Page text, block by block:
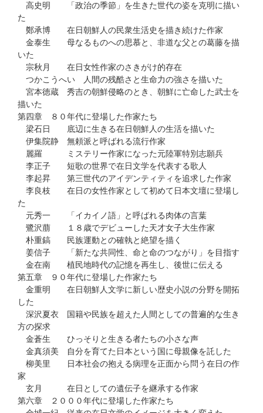
高史明 「政治の季節」を生きた世代の姿を克明に描い
た
鄭承博 在日朝鮮人の民衆生活史を描き続けた作家
金泰生 母なるものへの思慕と、非道な父との葛藤を描
いた
宗秋月 在日女性作家のさきがけ的存在
つかこうへい 人間の残酷さと生命力の強さを描いた
宮本徳蔵 秀吉の朝鮮侵略のとき、朝鮮に亡命した武士を
描いた
第四章 ８０年代に登場した作家たち
梁石日 底辺に生きる在日朝鮮人の生活を描いた
伊集院静 無頼派と呼ばれる流行作家
麗羅 ミステリー作家になった元陸軍特別志願兵
李正子 短歌の世界で在日文学を代表する歌人
李起昇 第三世代のアイデンティティを追求した作家
李良枝 在日の女性作家として初めて日本文壇に登場し
た
元秀一 「イカイノ語」と呼ばれる肉体の言葉
鷺沢萠 １８歳でデビューした天才女子大生作家
朴重鎬 民族運動との確執と絶望を描く
姜信子 「新たな共同性、命と命のつながり」を目指す
金在南 植民地時代の記憶を再生し、後世に伝える
第五章 ９０年代に登場した作家たち
金重明 在日朝鮮人文学に新しい歴史小説の分野を開拓
した
深沢夏衣 国籍や民族を超えた人間としての普遍的な生き
方の探求
金蒼生 ひっそりと生きる者たちの小さな声
金真須美 自分を育てた日本という国に母親像を託した
柳美里 日本社会の抱える病理を正面から問う在日の作
家
玄月 在日としての遺伝子を継承する作家
第六章 ２０００年代に登場した作家たち